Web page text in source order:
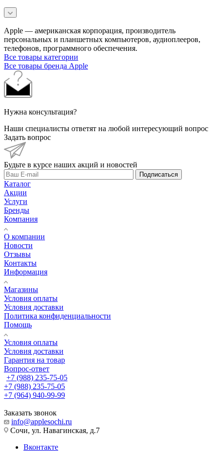
Apple — американская корпорация, производитель
персональных и планшетных компьютеров, аудиоплееров,
телефонов, программного обеспечения.
Все товары категории
Все товары бренда Apple
Нужна консультация?
Наши специалисты ответят на любой интересующий вопрос
Задать вопрос
Будьте в курсе наших акций и новостей
Подписаться
Каталог
Акции
Услуги
Бренды
Компания
О компании
Новости
Отзывы
Контакты
Информация
Магазины
Условия оплаты
Условия доставки
Политика конфиденциальности
Помощь
Условия оплаты
Условия доставки
Гарантия на товар
Вопрос-ответ
+7 (988) 235-75-05
+7 (988) 235-75-05
+7 (964) 940-99-99
Заказать звонок
info@applesochi.ru
Сочи, ул. Навагинская, д.7
Вконтакте